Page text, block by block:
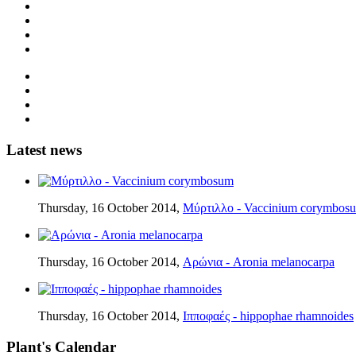
Latest news
Thursday, 16 October 2014, Μύρτιλλο - Vaccinium
Thursday, 16 October 2014, Αρώνια - Aronia melanocarpa
Thursday, 16 October 2014, Ιπποφαές - hippophae rhamnoides
Plant's Calendar